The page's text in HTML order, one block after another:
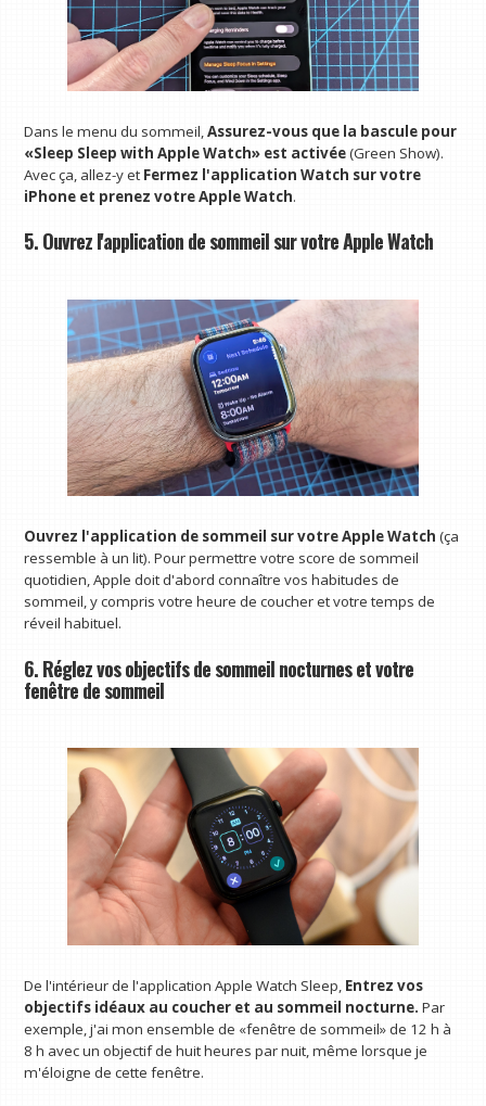
Dans le menu du sommeil, Assurez-vous que la bascule pour
«Sleep Sleep with Apple Watch» est activée(Green Show).
Avec ça, allez-y et Fermez l'application Watch sur votre
iPhone et prenez votre Apple Watch.
5. Ouvrez l'application de sommeil sur votre Apple Watch
Ouvrez l'application de sommeil sur votre Apple Watch (ça
ressemble à un lit). Pour permettre votre score de sommeil
quotidien, Apple doit d'abord connaître vos habitudes de
sommeil, y compris votre heure de coucher et votre temps de
réveil habituel.
6. Réglez vos objectifs de sommeil nocturnes et votre
fenêtre de sommeil
De l'intérieur de l'application Apple Watch Sleep, Entrez vos
objectifs idéaux au coucher et au sommeil nocturne. Par
exemple, j'ai mon ensemble de «fenêtre de sommeil» de 12 h à
8 h avec un objectif de huit heures par nuit, même lorsque je
m'éloigne de cette fenêtre.